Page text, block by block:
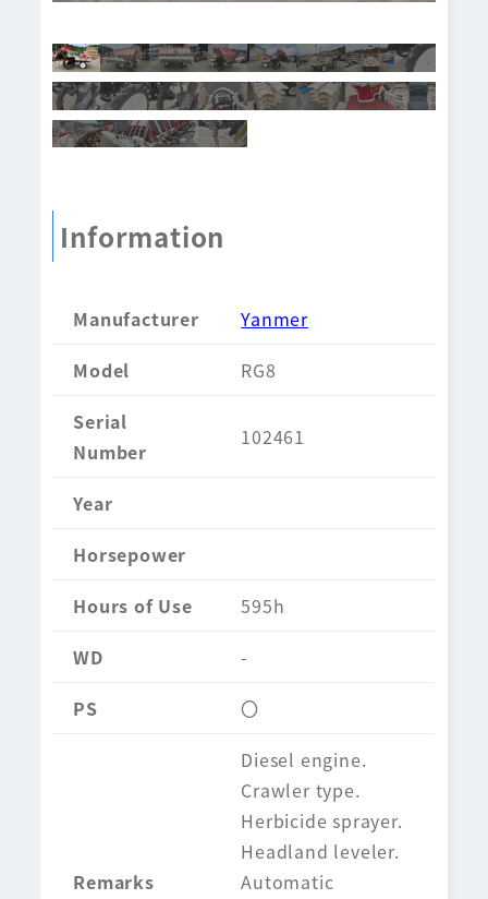
Information
Manufacturer
Yanmer
Model
RG8
Serial
Number
102461
Year
Horsepower
Hours of Use
595h
WD
-
PS
〇
Remarks
Diesel engine.
Crawler type.
Herbicide sprayer.
Headland leveler.
Automatic